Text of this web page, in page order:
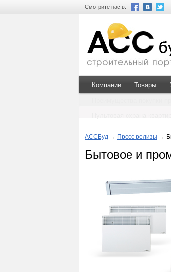
Смотрите нас в:
Компании Товары
АССБуд → Пресс релизы →
Бытовое и